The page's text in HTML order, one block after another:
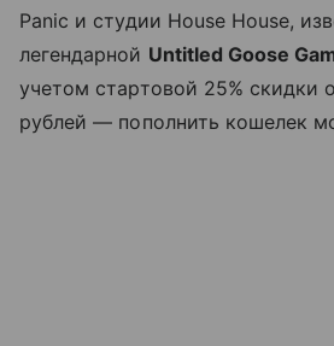
Panic и студии House House,
легендарной Untitled Goose
учетом стартовой 25% скидки
рублей — пополнить кошелек